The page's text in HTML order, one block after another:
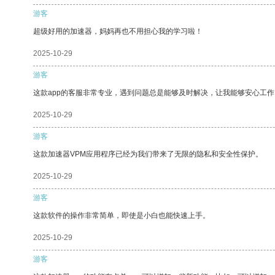
游客
超级好用的加速器，妈妈再也不用担心我的学习啦！
2025-10-29
游客
这款app的客服非常专业，遇到问题总是能够及时解决，让我能够安心工
2025-10-29
游客
这款加速器VPM应用程序已经为我们带来了无限的隐私和安全性保护。
2025-10-29
游客
这款软件的操作非常简单，即使是小白也能快速上手。
2025-10-29
游客